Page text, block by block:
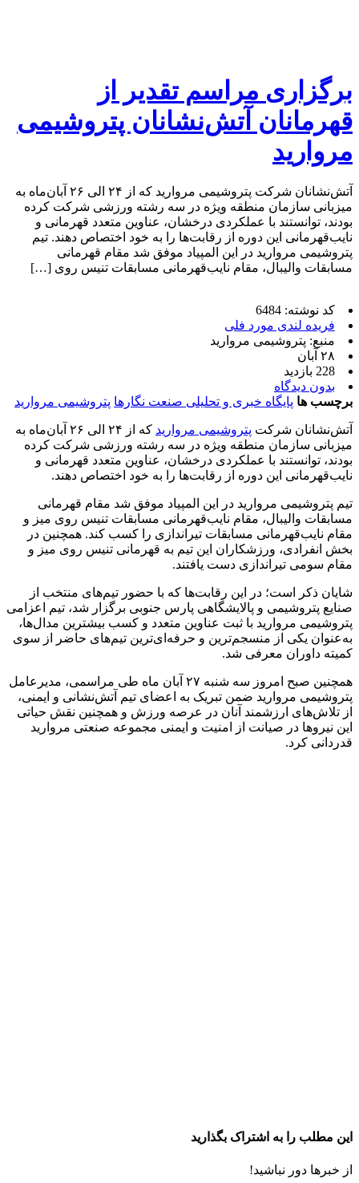
برگزاری مراسم تقدیر از
قهرمانان آتش‌نشانان پتروشیمی
مروارید
آتش‌نشانان شرکت پتروشیمی مروارید که از ۲۴ الی ۲۶ آبان‌ماه به
میزبانی سازمان منطقه ویژه در سه رشته ورزشی شرکت کرده
بودند، توانستند با عملکردی درخشان، عناوین متعدد قهرمانی و
نایب‌قهرمانی این دوره از رقابت‌ها را به خود اختصاص دهند. تیم
پتروشیمی مروارید در این المپیاد موفق شد مقام قهرمانی
مسابقات والیبال، مقام نایب‌قهرمانی مسابقات تنیس روی […]
کد نوشته: 6484
فریده لندی مورد فلی
منبع: پتروشیمی مروارید
۲۸ آبان
228 بازدید
بدون دیدگاه
برچسب ها پایگاه خبری و تحلیلی صنعت نگارها پتروشیمی مروارید
آتش‌نشانان شرکت پتروشیمی مروارید
که از ۲۴ الی ۲۶ آبان‌ماه به
میزبانی سازمان منطقه ویژه در سه رشته ورزشی شرکت کرده
بودند، توانستند با عملکردی درخشان، عناوین متعدد قهرمانی و
نایب‌قهرمانی این دوره از رقابت‌ها را به خود اختصاص دهند.
تیم پتروشیمی مروارید در این المپیاد موفق شد مقام قهرمانی
مسابقات والیبال، مقام نایب‌قهرمانی مسابقات تنیس روی میز و
مقام نایب‌قهرمانی مسابقات تیراندازی را کسب کند. همچنین در
بخش انفرادی، ورزشکاران این تیم به قهرمانی تنیس روی میز و
مقام سومی تیراندازی دست یافتند.
شایان ذکر است؛ در این رقابت‌ها که با حضور تیم‌های منتخب از
صنایع پتروشیمی و پالایشگاهی پارس جنوبی برگزار شد، تیم اعزامی
پتروشیمی مروارید با ثبت عناوین متعدد و کسب بیشترین مدال‌ها،
به‌عنوان یکی از منسجم‌ترین و حرفه‌ای‌ترین تیم‌های حاضر از سوی
کمیته داوران معرفی شد.
همچنین صبح امروز سه شنبه ۲۷ آبان ماه طی مراسمی، مدیرعامل
پتروشیمی مروارید ضمن تبریک به اعضای تیم آتش‌نشانی و ایمنی،
از تلاش‌های ارزشمند آنان در عرصه ورزش و همچنین نقش حیاتی
این نیروها در صیانت از امنیت و ایمنی مجموعه صنعتی مروارید
قدردانی کرد.
این مطلب را به اشتراک بگذارید
از خبرها دور نباشید!